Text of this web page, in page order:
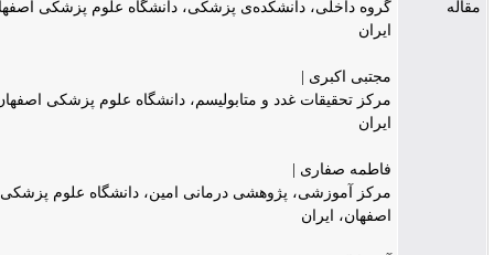
داخلی، دانشکده‌ی پزشکی، دانشگاه علوم پزشکی اصفهان، اصفهان،
تحقیقات غدد و متابولیسم، دانشگاه علوم پزشکی اصفهان، اصفهان،
آموزشی، پژوهشی درمانی امین، دانشگاه علوم پزشکی اصفهان،